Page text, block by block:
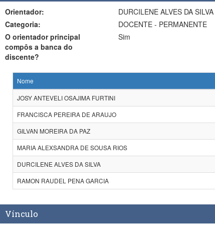
Orientador:
DURCILENE ALVES DA SILVA
Categoria:
DOCENTE - PERMANENTE
O orientador principal
compôs a banca do
discente?
Sim
Nome
JOSY ANTEVELI OSAJIMA FURTINI
FRANCISCA PEREIRA DE ARAUJO
GILVAN MOREIRA DA PAZ
MARIA ALEXSANDRA DE SOUSA RIOS
DURCILENE ALVES DA SILVA
RAMON RAUDEL PENA GARCIA
Vínculo